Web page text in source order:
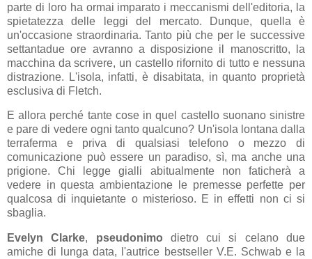
parte di loro ha ormai imparato i meccanismi dell'editoria, la
spietatezza delle leggi del mercato. Dunque, quella è
un'occasione straordinaria. Tanto più che per le successive
settantadue ore avranno a disposizione il manoscritto, la
macchina da scrivere, un castello rifornito di tutto e nessuna
distrazione. L'isola, infatti, è disabitata, in quanto proprietà
esclusiva di Fletch.
E allora perché tante cose in quel castello suonano sinistre
e pare di vedere ogni tanto qualcuno? Un'isola lontana dalla
terraferma e priva di qualsiasi telefono o mezzo di
comunicazione può essere un paradiso, sì, ma anche una
prigione. Chi legge gialli abitualmente non faticherà a
vedere in questa ambientazione le premesse perfette per
qualcosa di inquietante o misterioso. E in effetti non ci si
sbaglia.
Evelyn Clarke, pseudonimo dietro cui si celano due
amiche di lunga data, l'autrice bestseller V.E. Schwab e la